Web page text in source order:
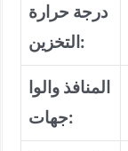
درجة حرارة
التخزين:
المنافذ والوا
جهات: